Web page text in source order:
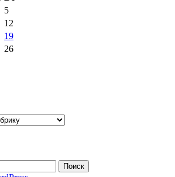
5
12
19
26